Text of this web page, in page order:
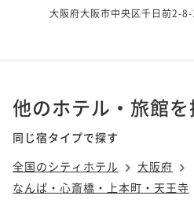
大阪府大阪市中央区千日前2-
他のホテル・旅館を
同じ宿タイプで探す
全国のシティホテル
大阪府
なんば・心斎橋・上本町・天王寺